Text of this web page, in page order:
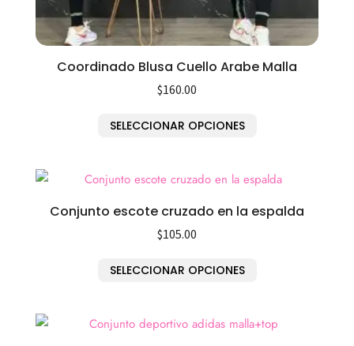
Coordinado Blusa Cuello Arabe Malla
$160.00
SELECCIONAR OPCIONES
Conjunto escote cruzado en la espalda
$105.00
SELECCIONAR OPCIONES